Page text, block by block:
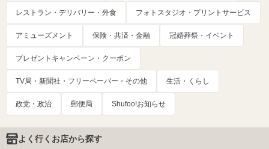
レストラン・デリバリー・外食 フォトスタジオ・プリントサービス
アミューズメント 保険・共済・金融 冠婚葬祭・イベント
プレゼントキャンペーン・クーポン
TV局・新聞社・フリーペーパー・その他 生活・くらし
政党・政治 郵便局 Shufoo!お知らせ
よく行くお店から探す